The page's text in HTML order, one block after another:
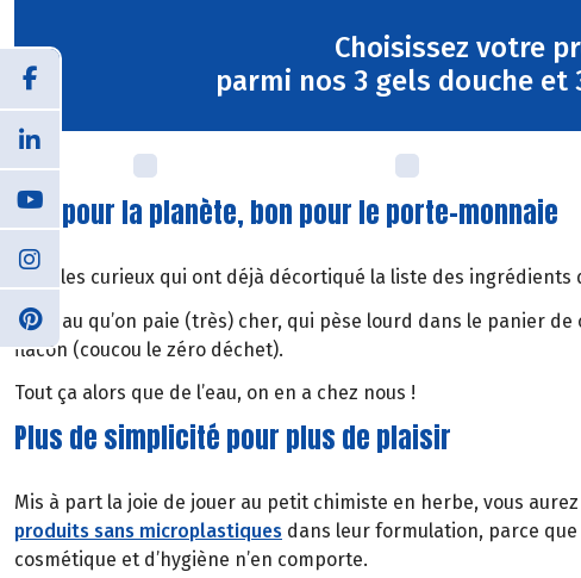
Choisissez votre
parmi nos 3 gels douche et
Bon pour la planète, bon pour le porte-monnaie
Pour les curieux qui ont déjà décortiqué la liste des
De l’eau qu’on paie (très) cher, qui pèse lourd dans le panier
flacon (coucou le zéro déchet).
Tout ça alors que de l’eau, on en a chez nous !
Plus de simplicité pour plus de plaisir
Mis à part la joie de jouer au petit chimiste en herbe, vous
produits sans microplastiques dans leur formulation, parce
cosmétique et d’hygiène n’en comporte.